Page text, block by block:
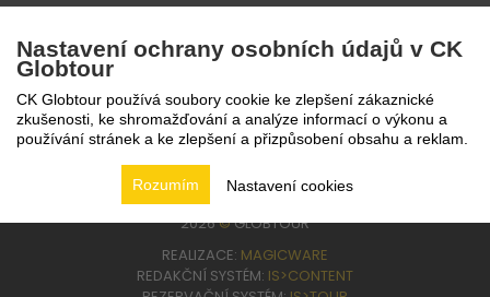
224 94 82 41
2026©GLOBTOUR
REALIZACE: MAGICWARE
REDAKČNÍ SYSTÉM: IS>CONTENT
Nastavení ochrany osobních údajů v CK
Globtour
CK Globtour používá soubory cookie ke zlepšení zákaznické
zkušenosti, ke shromažďování a analýze informací o výkonu a
používání stránek a ke zlepšení a přizpůsobení obsahu a reklam.
Nastavení cookies
Rozumím